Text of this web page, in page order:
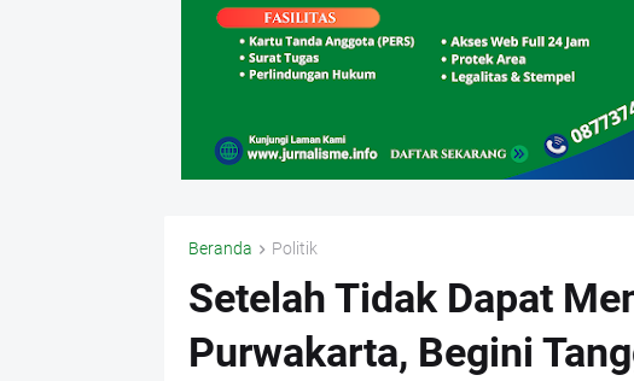
Beranda Politik
Setelah Tidak Dapat
Purwakarta, Begini